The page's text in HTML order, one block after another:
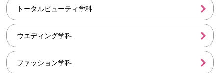
トータルビューティ学科
ウエディング学科
ファッション学科